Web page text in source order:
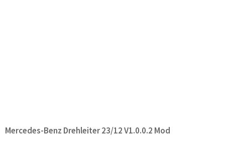
Mercedes-Benz Drehleiter 23/12 V1.0.0.2 Mod